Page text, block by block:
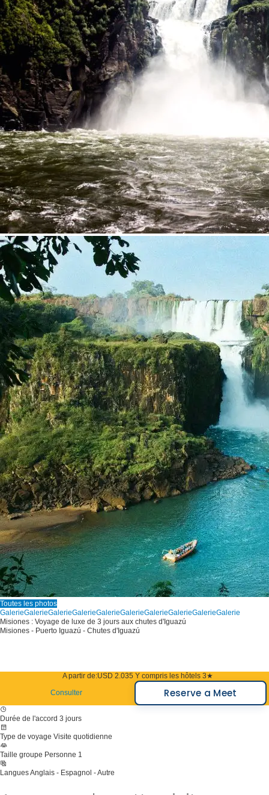
Toutes les photos
GalerieGalerieGalerieGalerieGalerieGalerieGalerieGalerieGalerieGalerie
Misiones : Voyage de luxe de 3 jours aux chutes d'Iguazú
Misiones - Puerto Iguazú - Chutes d'Iguazú
A partir de:USD 2.035 Y compris les hôtels 3★
Consulter
Reserve a Meet
Durée de l'accord 3 jours
Type de voyage Visite quotidienne
Taille groupe Personne 1
LanguesAnglais - Espagnol - Autre